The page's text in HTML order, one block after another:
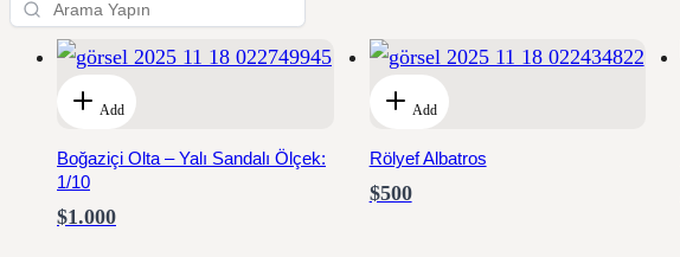
Add
Boğaziçi Olta – Yalı Sandalı Ölçek:
1/10
$1.000
Add
Rölyef Albatros
$500